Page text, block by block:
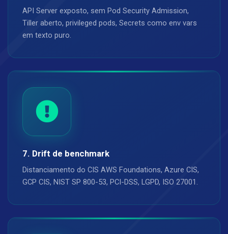
API Server exposto, sem Pod Security Admission,
Tiller aberto, privileged pods, Secrets como env vars
em texto puro.
7. Drift de benchmark
Distanciamento do CIS AWS Foundations, Azure CIS,
GCP CIS, NIST SP 800-53, PCI-DSS, LGPD, ISO 27001.